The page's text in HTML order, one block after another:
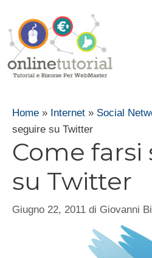
contenuto
Home » Internet » Social
seguire su Twitter
Come farsi
su Twitter
Giugno 22, 2011 di Giovanni